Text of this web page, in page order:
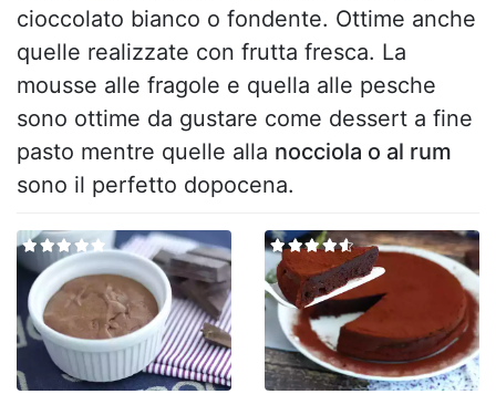
cioccolato bianco o fondente. Ottime anche
quelle realizzate con frutta fresca. La
mousse alle fragole e quella alle pesche
sono ottime da gustare come dessert a fine
pasto mentre quelle alla nocciola o al rum
sono il perfetto dopocena.